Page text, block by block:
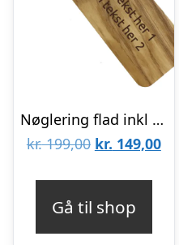
Nøglering flad inkl gravering Oliven
kr.199,00 Den
kr. 149,00Den
Gå til shop